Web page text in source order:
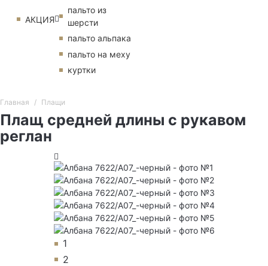
АКЦИЯ
пальто из
шерсти
пальто альпака
пальто на меху
куртки
Главная Плащи
Плащ средней длины с рукавом
реглан
1
2